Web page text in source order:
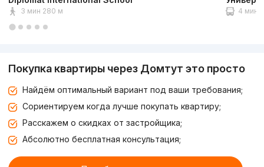
3 мин 280 м 4 мин
Покупка квартиры через Домтут это просто
Найдём оптимальный вариант под ваши требования;
Сориентируем когда лучше покупать квартиру;
Расскажем о скидках от застройщика;
Абсолютно бесплатная консультация;